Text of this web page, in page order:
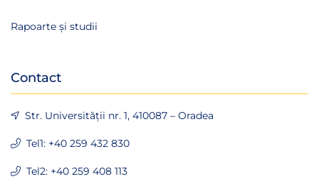
Rapoarte și studii
Contact
Str. Universității nr. 1, 410087 – Oradea
Tel1: +40 259 432 830
Tel2: +40 259 408 113